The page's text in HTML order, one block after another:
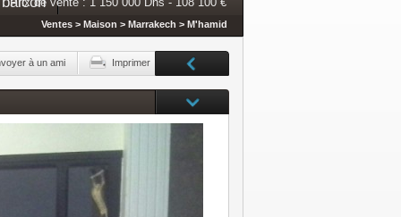
Ventes > Maison > Marrakech > M'hamid
à un ami Imprimer